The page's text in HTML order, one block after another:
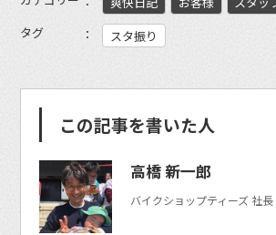
タグ
スタ振り
この記事を書いた人
高橋 新一郎
バイクショップティーズ 社長